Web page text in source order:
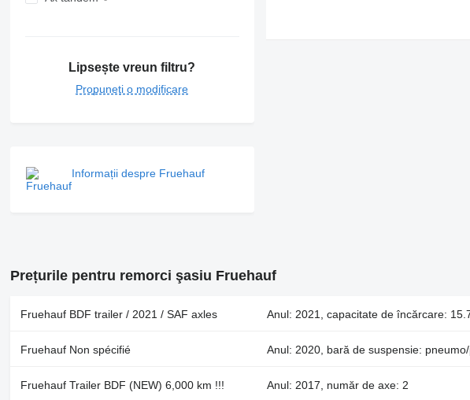
Lipsește vreun filtru?
Propuneți o modificare
Informații despre Fruehauf
Prețurile pentru remorci şasiu Fruehauf
Fruehauf BDF trailer / 2021 / SAF axles Anul: 2021, capacitate de încărcare:
Fruehauf Non spécifié Anul: 2020, bară de suspensie:
Fruehauf Trailer BDF (NEW) 6,000 km !!! Anul: 2017, număr de axe: 2